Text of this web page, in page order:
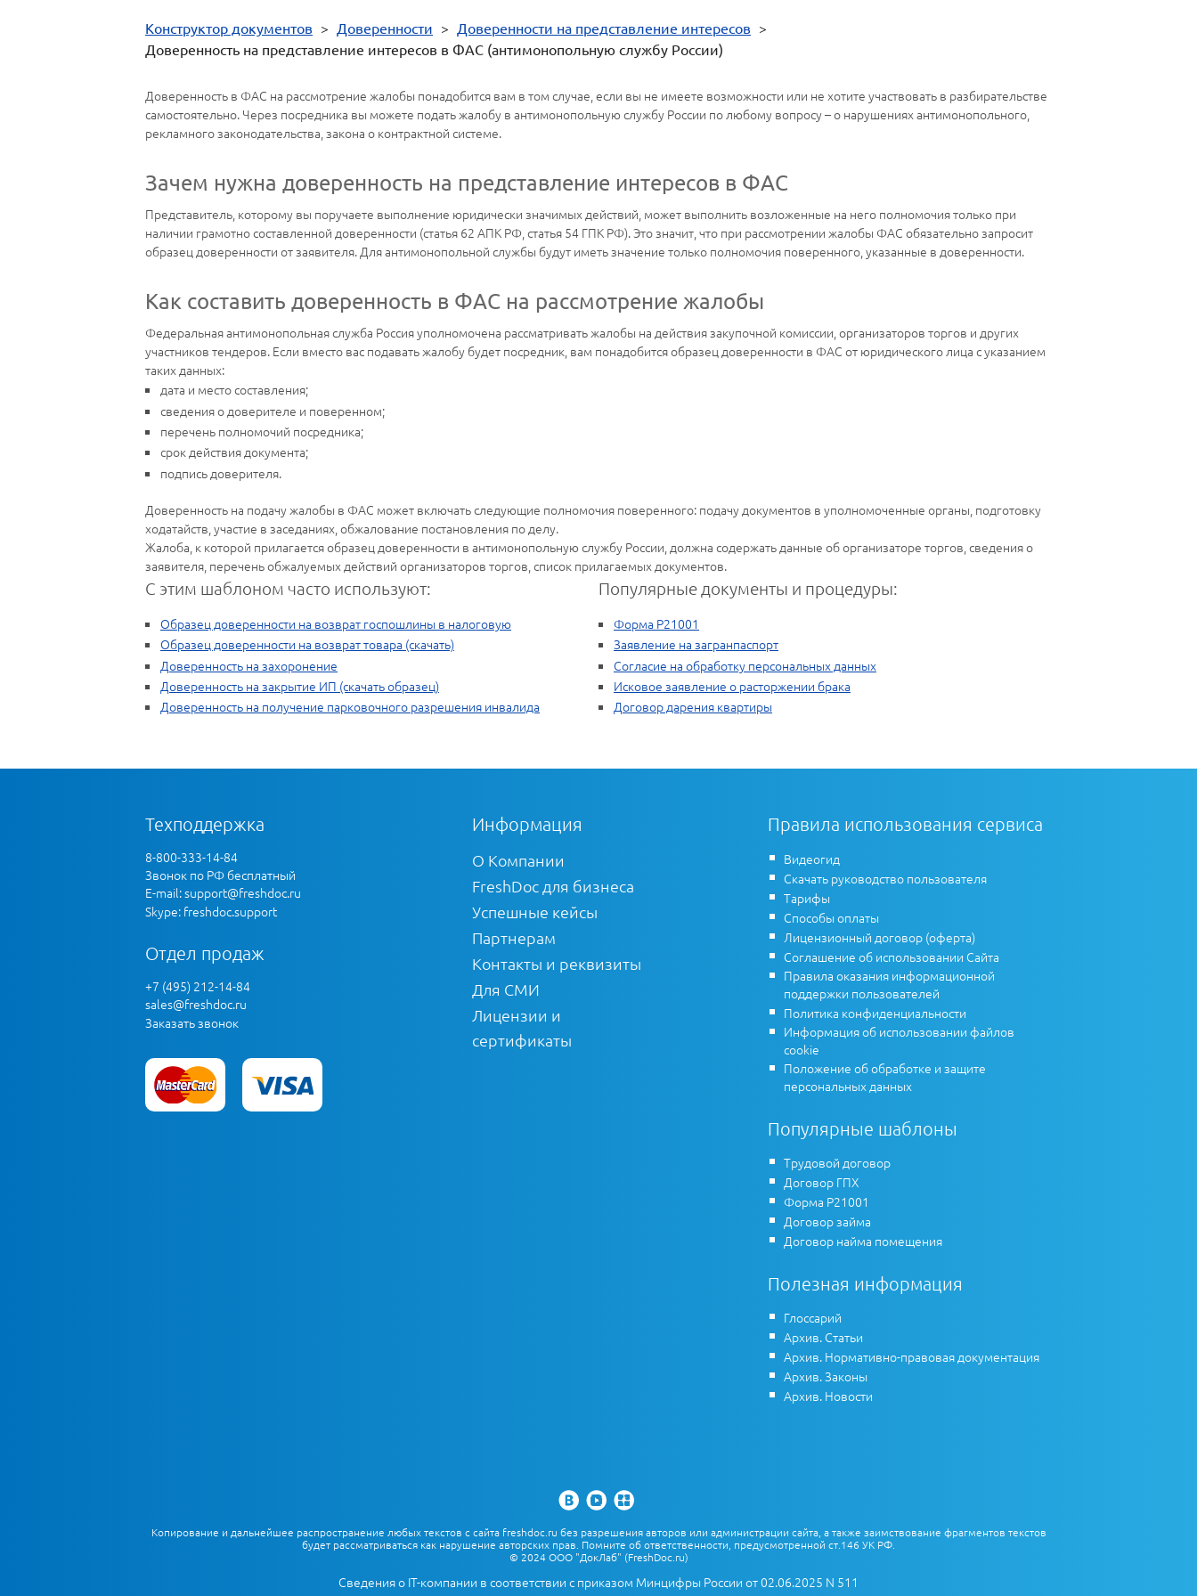
Конструктор документов > Доверенности > Доверенности на представление интересов >
Доверенность на представление интересов в ФАС (антимонопольную службу России)
Доверенность в ФАС на рассмотрение жалобы понадобится вам в том случае, если вы не имеете возможности или не хотите участвовать в разбирательстве
самостоятельно. Через посредника вы можете подать жалобу в антимонопольную службу России по любому вопросу – о нарушениях антимонопольного,
рекламного законодательства, закона о контрактной системе.
Зачем нужна доверенность на представление интересов в ФАС
Представитель, которому вы поручаете выполнение юридически значимых действий, может выполнить возложенные на него полномочия только при
наличии грамотно составленной доверенности (статья 62 АПК РФ, статья 54 ГПК РФ). Это значит, что при рассмотрении жалобы ФАС обязательно запросит
образец доверенности от заявителя. Для антимонопольной службы будут иметь значение только полномочия поверенного, указанные в доверенности.
Как составить доверенность в ФАС на рассмотрение жалобы
Федеральная антимонопольная служба Россия уполномочена рассматривать жалобы на действия закупочной комиссии, организаторов торгов и других
участников тендеров. Если вместо вас подавать жалобу будет посредник, вам понадобится образец доверенности в ФАС от юридического лица с указанием
таких данных:
дата и место составления;
сведения о доверителе и поверенном;
перечень полномочий посредника;
срок действия документа;
подпись доверителя.
Доверенность на подачу жалобы в ФАС может включать следующие полномочия поверенного: подачу документов в уполномоченные органы, подготовку
ходатайств, участие в заседаниях, обжалование постановления по делу.
Жалоба, к которой прилагается образец доверенности в антимонопольную службу России, должна содержать данные об организаторе торгов, сведения о
заявителя, перечень обжалуемых действий организаторов торгов, список прилагаемых документов.
С этим шаблоном часто используют:
Образец доверенности на возврат госпошлины в налоговую
Образец доверенности на возврат товара (скачать)
Доверенность на захоронение
Доверенность на закрытие ИП (скачать образец)
Доверенность на получение парковочного разрешения инвалида
Популярные документы и процедуры:
Форма Р21001
Заявление на загранпаспорт
Согласие на обработку персональных данных
Исковое заявление о расторжении брака
Договор дарения квартиры
Техподдержка
8-800-333-14-84
Звонок по РФ бесплатный
E-mail:support@freshdoc.ru
Skype: freshdoc.support
Отдел продаж
+7 (495) 212-14-84
sales@freshdoc.ru
Заказать звонок
Информация
О Компании
FreshDoc для бизнеса
Успешные кейсы
Партнерам
Контакты и реквизиты
Для СМИ
Лицензии и
сертификаты
Правила использования сервиса
Видеогид
Скачать руководство пользователя
Тарифы
Способы оплаты
Лицензионный договор (оферта)
Соглашение об использовании Сайта
Правила оказания информационной
поддержки пользователей
Политика конфиденциальности
Информация об использовании файлов
cookie
Положение об обработке и защите
персональных данных
Популярные шаблоны
Трудовой договор
Договор ГПХ
Форма Р21001
Договор займа
Договор найма помещения
Полезная информация
Глоссарий
Архив. Статьи
Архив. Нормативно-правовая документация
Архив. Законы
Архив. Новости
Копирование и дальнейшее распространение любых текстов с сайта freshdoc.ru без разрешения авторов или администрации сайта, а также заимствование фрагментов текстов
будет рассматриваться как нарушение авторских прав. Помните об ответственности, предусмотренной ст.146 УК РФ.
© 2024 ООО "ДокЛаб" (FreshDoc.ru)
Сведения о IT-компании в соответствии с приказом Минцифры России от 02.06.2025 N 511